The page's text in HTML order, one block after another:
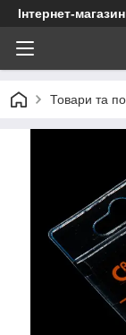
Інтернет-
Товари та